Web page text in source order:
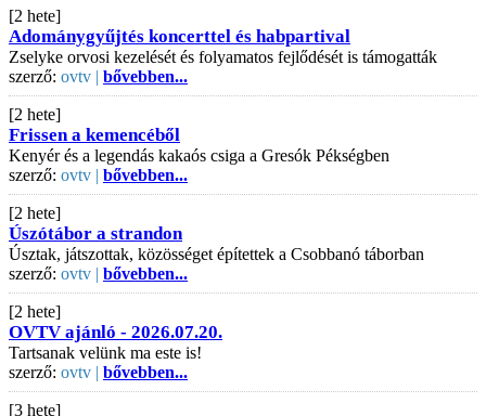
[2 hete]
Adománygyűjtés koncerttel és habpartival
Zselyke orvosi kezelését és folyamatos fejlődését is támogatták
szerző: ovtv | bővebben...
[2 hete]
Frissen a kemencéből
Kenyér és a legendás kakaós csiga a Gresók Pékségben
szerző: ovtv | bővebben...
[2 hete]
Úszótábor a strandon
Úsztak, játszottak, közösséget építettek a Csobbanó táborban
szerző: ovtv | bővebben...
[2 hete]
OVTV ajánló - 2026.07.20.
Tartsanak velünk ma este is!
szerző: ovtv | bővebben...
[3 hete]